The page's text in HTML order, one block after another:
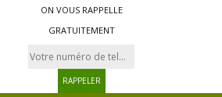
ON VOUS RAPPELLE
GRATUITEMENT